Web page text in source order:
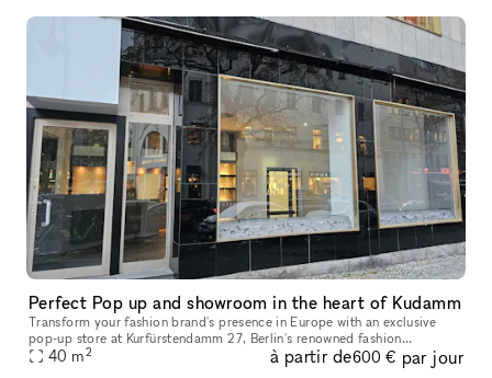
Perfect Pop up and showroom in the heart of Kudamm
Transform your fashion brand's presence in Europe with an exclusive
pop-up store at Kurfürstendamm 27, Berlin's renowned fashion
boulevard. This is more than just a location; it's a statement. Situa
40 m2 à partir de600 € par jour